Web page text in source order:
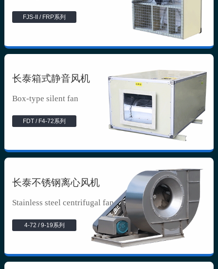
FJS-II / FRP系列
长泰箱式静音风机
Box-type silent fan
FDT / F4-72系列
长泰不锈钢离心风机
Stainless steel centrifugal fan
4-72 / 9-19系列